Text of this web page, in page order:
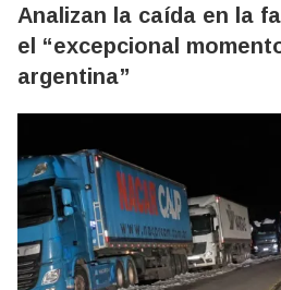
Analizan la caída en la
el “excepcional
argentina”